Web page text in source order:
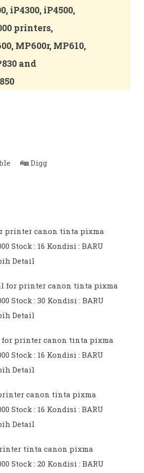
iP4300, iP4500,
printers,
MP600r, MP610,
and
Digg
printer canon tinta pixma
Stock : 16 Kondisi : BARU
Detail
for printer canon tinta pixma
Stock : 30 Kondisi : BARU
Detail
for printer canon tinta pixma
Stock : 16 Kondisi : BARU
Detail
canon tinta pixma
Stock : 16 Kondisi : BARU
Detail
tinta canon pixma
Stock : 20 Kondisi : BARU